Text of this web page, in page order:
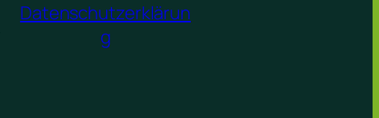
Datenschutzerklärun
g